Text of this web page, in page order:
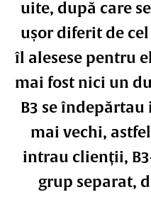
uite, după care
ușor diferit de
îl alesese pentru
mai fost nici un
B3 se
mai vechi,
intrau clienții,
grup separat,